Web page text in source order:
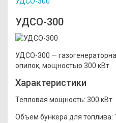
УДСО-300
УДСО-300 —
опилок, мощностью 300 кВт.
Характеристики
Тепловая мощность: 300 кВт
Объем бункера для топлива: